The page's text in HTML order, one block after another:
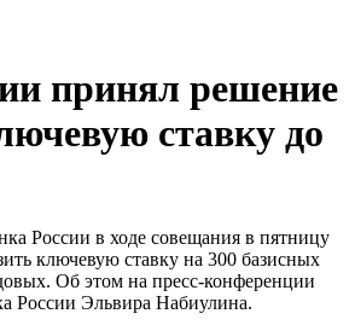
принял решение
ставку до
России в ходе совещания в пятницу
ключевую ставку на 300 базисных
Об этом на пресс-конференции
России Эльвира Набиулина.